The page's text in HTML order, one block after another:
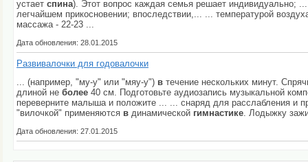
устает спина). Этот вопрос каждая семья решает индивидуально;
легчайшем прикосновении; впоследствии,... ... температурой
массажа - 22-23 ...
Дата обновления: 28.01.2015
Развивалочки для годовалочки
... (например, "му-у" или "мяу-у") в течение нескольких минут.
длиной не более 40 см. Подготовьте аудиозапись музыкальной
переверните малыша и положите ... ... снаряд для расслабления и
"вилочкой" применяются в динамической гимнастике. Лодыжку
Дата обновления: 27.01.2015